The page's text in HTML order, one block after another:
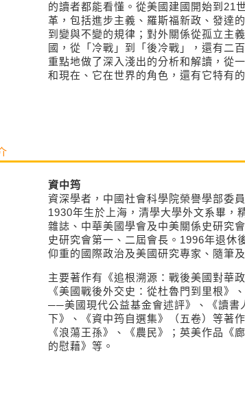
的讀者都能看懂。從美國建國開始到21
革，包括進步主義、羅斯福新政、發達
到變與不變的規律；對外關係從孤立主
國，從「冷戰」到「後冷戰」，還有二
重點地做了深入淺出的分析和解讀，從
和現在、它在世界的角色，還有它特有
資中筠
資深學者，中國社會科學院榮譽學部委
1930年生於上海，清學大學外文系畢，
雜誌、中華美國學會及中美關係史研究
史研究會第一、二屆會長。1996年退休
仰重的國際政治及美國研究專家、隨筆
主要著作有《追根溯源：戰後美國對華
《美國戰後外交史：從杜魯門到里根》
──美國現代公益基金會述評》、《讀書
下》、《資中筠自選集》（五卷）等著
《浪蕩王孫》、《農民》；英美作品《
的慰藉》等。